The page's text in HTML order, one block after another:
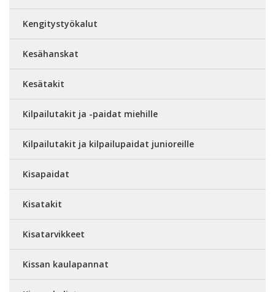
Kengitystyökalut
Kesähanskat
Kesätakit
Kilpailutakit ja -paidat miehille
Kilpailutakit ja kilpailupaidat junioreille
Kisapaidat
Kisatakit
Kisatarvikkeet
Kissan kaulapannat